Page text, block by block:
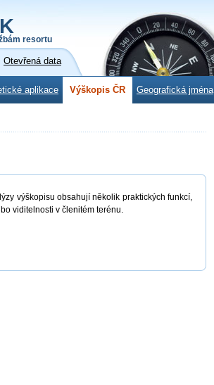
resortu
Otevřená data
aplikace Výškopis ČR Geografická jména
výškopisu obsahují několik praktických funkcí,
viditelnosti v členitém terénu.